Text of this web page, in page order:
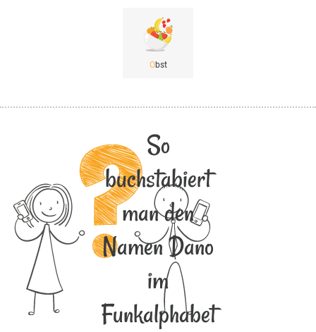
Obst
So
buchstabiert
man den
Namen Dano
im
Funkalphabet